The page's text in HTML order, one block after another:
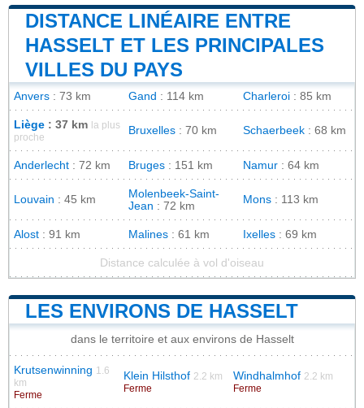
DISTANCE LINÉAIRE ENTRE
HASSELT ET LES PRINCIPALES
VILLES DU PAYS
Anvers : 73 km Gand : 114 km Charleroi : 85 km
Liège : 37 km
la plus
proche
Bruxelles : 70 km Schaerbeek : 68 km
Anderlecht : 72 km Bruges : 151 km Namur : 64 km
Louvain : 45 km
Molenbeek-Saint-
Jean : 72 km
Mons : 113 km
Alost : 91 km Malines : 61 km Ixelles : 69 km
Distance calculée à vol d'oiseau
LES ENVIRONS DE HASSELT
dans le territoire et aux environs de Hasselt
Krutsenwinning 1.6
km
Ferme
Klein Hilsthof 2.2 km
Ferme
Windhalmhof 2.2 km
Ferme